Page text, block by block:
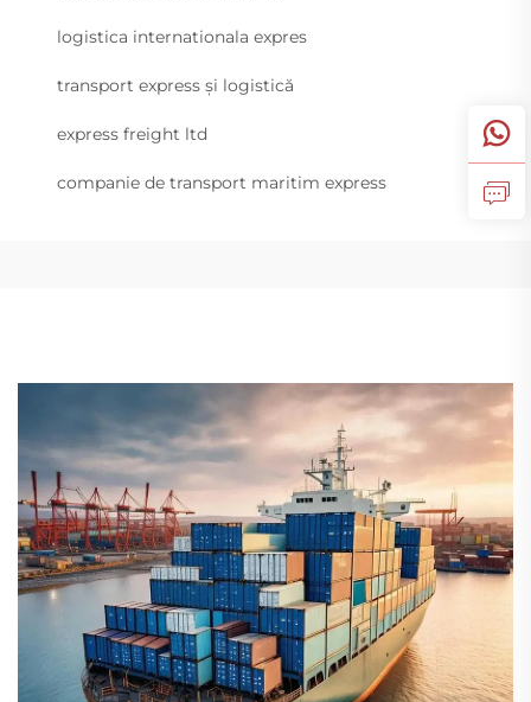
logistica internationala expres
transport express și logistică
express freight ltd
companie de transport maritim express